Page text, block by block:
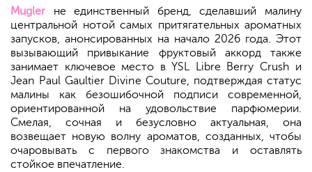
Mugler не единственный бренд, сделавший малину
центральной нотой самых притягательных ароматных
запусков, анонсированных на начало 2026 года. Этот
вызывающий привыкание фруктовый аккорд также
занимает ключевое место в YSL Libre Berry Crush и
Jean Paul Gaultier Divine Couture, подтверждая статус
малины как безошибочной подписи современной,
ориентированной на удовольствие парфюмерии.
Смелая, сочная и безусловно актуальная, она
возвещает новую волну ароматов, созданных, чтобы
очаровывать с первого знакомства и оставлять
стойкое впечатление.